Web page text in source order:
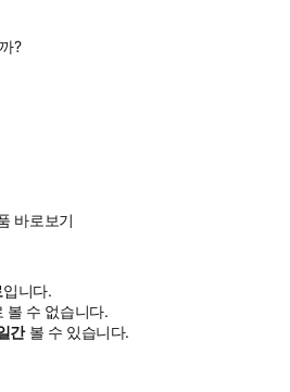
?
바로보기
입니다.
볼 수 없습니다.
간볼 수 있습니다.